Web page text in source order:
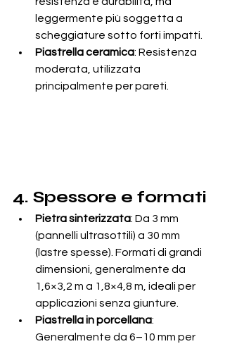
leggermente più soggetta a
scheggiature sotto forti impatti.
Piastrella ceramica: Resistenza
moderata, utilizzata
principalmente per pareti.
4. Spessore e formati
Pietra sinterizzata: Da 3 mm
(pannelli ultrasottili) a 30 mm
(lastre spesse). Formati di grandi
dimensioni, generalmente da
1,6×3,2 m a 1,8×4,8 m, ideali per
applicazioni senza giunture.
Piastrella in porcellana:
Generalmente da 6–10 mm per